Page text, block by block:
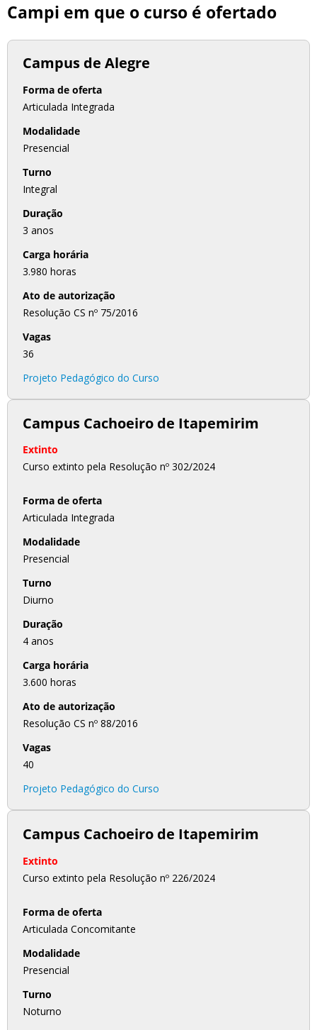
Campi em que o curso é ofertado
Campus de Alegre
Forma de oferta
Articulada Integrada
Modalidade
Presencial
Turno
Integral
Duração
3 anos
Carga horária
3.980 horas
Ato de autorização
Resolução CS nº 75/2016
Vagas
36
Projeto Pedagógico do Curso
Campus Cachoeiro de Itapemirim
Extinto
Curso extinto pela Resolução nº 302/2024
Forma de oferta
Articulada Integrada
Modalidade
Presencial
Turno
Diurno
Duração
4 anos
Carga horária
3.600 horas
Ato de autorização
Resolução CS nº 88/2016
Vagas
40
Projeto Pedagógico do Curso
Campus Cachoeiro de Itapemirim
Extinto
Curso extinto pela Resolução nº 226/2024
Forma de oferta
Articulada Concomitante
Modalidade
Presencial
Turno
Noturno